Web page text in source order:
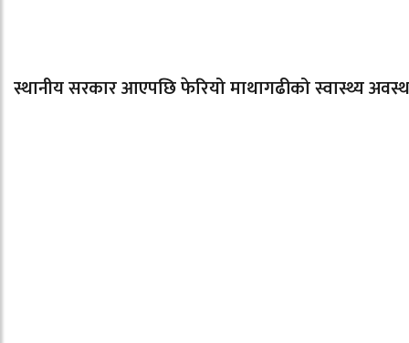
स्थानीय सरकार आएपछि फेरियो माथागढीको स्वास्थ्य